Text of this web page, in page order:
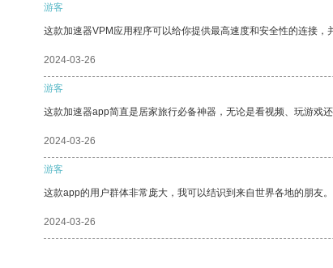
游客
这款加速器VPM应用程序可以给你提供最高速度和安全性的连接，
2024-03-26
游客
这款加速器app简直是居家旅行必备神器，无论是看视频、玩游戏
2024-03-26
游客
这款app的用户群体非常庞大，我可以结识到来自世界各地的朋友。
2024-03-26